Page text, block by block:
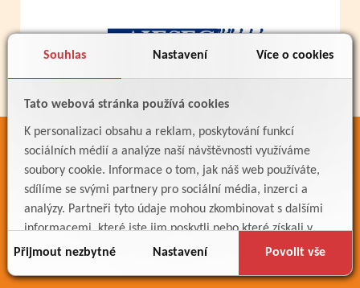
Souhlas Nastavení Více o cookies
Tato webová stránka používá cookies
K personalizaci obsahu a reklam, poskytování funkcí
sociálních médií a analýze naší návštěvnosti využíváme
soubory cookie. Informace o tom, jak náš web používáte,
sdílíme se svými partnery pro sociální média, inzerci a
analýzy. Partneři tyto údaje mohou zkombinovat s dalšími
informacemi, které jste jim poskytli nebo které získali v
důsledku toho, že používáte jejich služby.
Přijmout nezbytné Nastavení Povolit vše
ODKAZY
Bakaláři
Jídelníček
Meteostanice